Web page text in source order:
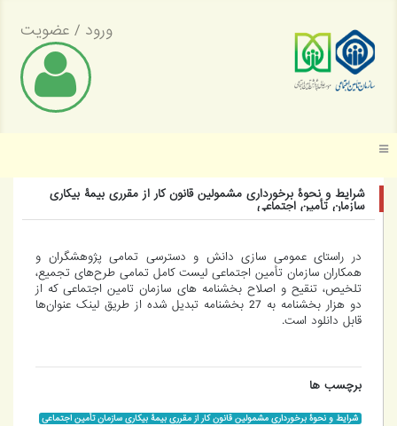
موسسه عالی پژوهش تأمین اجتماعی
ورود/عضویت
شرایط و نحوۀ برخورداری مشمولین قانون کار از مقرری بیمۀ بیکاری
سازمان تأمین اجتماعی
در راستای عمومی سازی دانش و دسترسی تمامی پژوهشگران و
همکاران سازمان تأمین اجتماعی لیست کامل تمامی طرح‌های تجمیع،
تلخیص، تنقیح و اصلاح بخشنامه های سازمان تامین اجتماعی که از
دو هزار بخشنامه به 27 بخشنامه تبدیل شده از طریق لینک عنوان‌ها
قابل دانلود است.
برچسب ها
شرایط و نحوۀ برخورداری مشمولین قانون کار از مقرری بیمۀ بیکاری سازمان تأمین اجتماعی